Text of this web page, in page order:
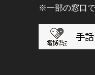
※一部の窓口